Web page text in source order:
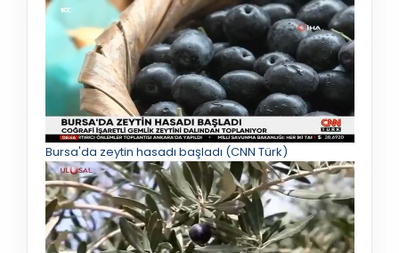
Bursa'da zeytin hasadı başladı (CNN Türk)